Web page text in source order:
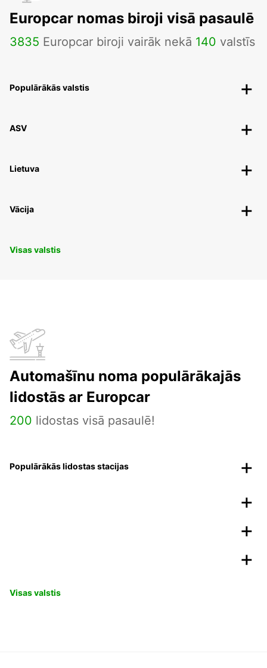
Europcar nomas biroji visā pasaulē
3835 Europcar biroji vairāk nekā 140 valstīs
Populārākās valstis
ASV
Lietuva
Vācija
Visas valstis
Automašīnu noma populārākajās
lidostās ar Europcar
200 lidostas visā pasaulē!
Populārākās lidostas stacijas
Visas valstis